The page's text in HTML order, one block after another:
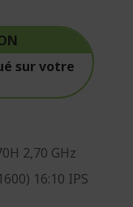
sur votre
2,70 GHz
16:10 IPS